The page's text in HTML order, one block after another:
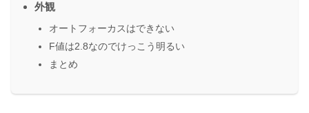
外観
オートフォーカスはできない
F値は2.8なのでけっこう明るい
まとめ